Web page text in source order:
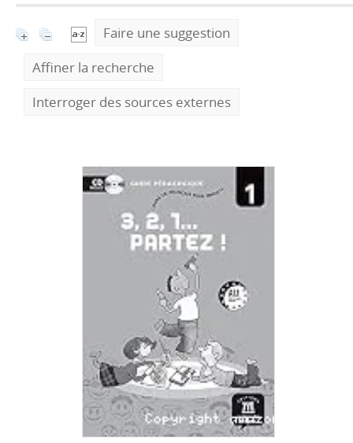
Faire une suggestion
Affiner la recherche
Interroger des sources externes